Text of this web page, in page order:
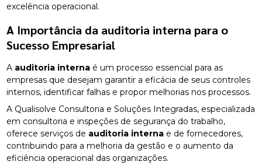
excelência operacional.
A Importância da auditoria interna para o
Sucesso Empresarial
A auditoria interna é um processo essencial para as
empresas que desejam garantir a eficácia de seus controles
internos, identificar falhas e propor melhorias nos processos.
A Qualisolve Consultoria e Soluções Integradas, especializada
em consultoria e inspeções de segurança do trabalho,
oferece serviços de auditoria interna e de fornecedores,
contribuindo para a melhoria da gestão e o aumento da
eficiência operacional das organizações.